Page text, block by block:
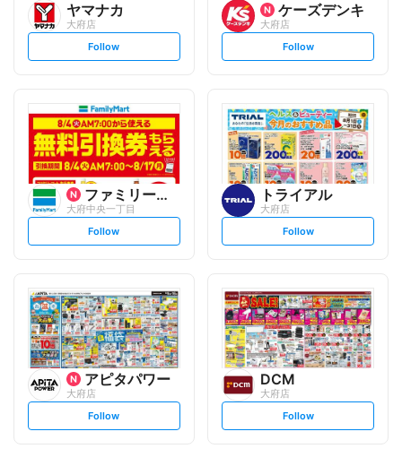
ヤマナカ
大府店
s
t
l
o
w
Follow
ケーズデンキ
大府店
s
t
o
w
Follow
ファミリーマート
大府中央一丁目
s
t
o
w
Follow
トライアル
大府店
s
t
l
o
w
Follow
アピタパワー
大府店
s
t
Follow
DCM
大府店
s
t
Follow